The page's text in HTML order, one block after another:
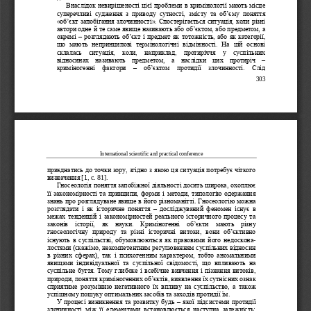
303
Внаслідок невирішеності цієї проблеми в кримінології мають місце
суперечливі  судження  з  приводу  сутності,  змісту  та  об’єму  поняття
«об’єкт запобігання злочинності». Спостерігається ситуація, коли різні
автори одне й те саме явище називають або об’єктом, або предметом, а
окремі – розглядають об’єкт і предмет як тотожність, або як категорії,
що  мають  непринципові  термінологічні  відмінності.  На  цій  основі
склалась  ситуація,  коли,  наприклад,  протиріччя  у  суспільних
відносинах  називають  предметом,  а  наслідки  цих  протиріч
–
криміногенні  фактори
– об’єктом  протидії  злочинності.  Слід
International scientific and practical conference
приєднатись до точки зору, згідно з якою ця ситуація потребує чіткого
визначення [1, c. 81].
Гносеологія поняття запобіжної діяльності досить широка, охоплює
її закономірності та принципи, форми і методи, типологію одержання
знань про розглядуване явище в його різноманітті. Гносеологію можна
розглядати  і  як  історичне  поняття – досліджуваний  феномен  існує  в
межах тенденцій і закономірностей реального історичного процесу та
законів  історії,  як  науки.  Криміногенні  об’єкти  мають  різну
гносеологічну  природу  та  різні  історичні  витоки,  вони  об’єктивно
існують в суспільстві, обумовлюються як правовими  його недоскона-
лостями (скажімо, некомпетентним регулюванням суспільних відносин
в  різних  сферах),  так  і  психогенним  характером,  тобто  аномальними
явищами  індивідуальної  та  суспільної  свідомості,  що  впливають  на
суспільне буття. Тому глибоке і всебічне вивчення і пізнання витоків,
природи, поняття криміногенних об’єктів, виявлення їх сутнісних ознак
сприятиме  розумінню  негативного  їх  впливу  на  суспільство,  а  також
успішному пошуку оптимальних засобів та заходів протидії їм.
У процесі виникнення та розвитку будь – якої підсистеми протидії
злочинності  між  її  елементами  встановлюється  наступна  залежність: